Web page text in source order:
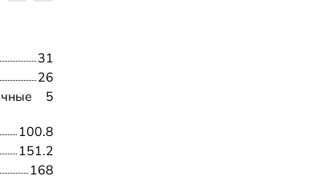
31
26
5
100.8
151.2
168